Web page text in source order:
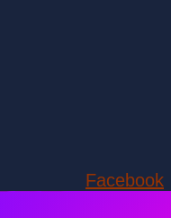
Facebook